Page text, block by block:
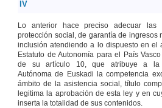
Participación de las
entidades del tercer
sector social de
Euskadi.
CAPÍTULOII
HERRAMIENTAS DE
DIAGNÓSTICO SOCIAL
Y LABORAL
IV
Lo anterior hace preciso adecuar las
protección social, de garantía de ingresos
inclusión atendiendo a lo dispuesto en el
Estatuto de Autonomía para el País
de su artículo 10, que atribuye a la
Autónoma de Euskadi la competencia
ámbito de la asistencia social, título
legitima la aprobación de esta ley y en
inserta la totalidad de sus contenidos.